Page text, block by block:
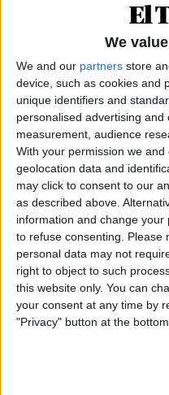
We
We and our partners store
device, such as cookies and
unique identifiers and
personalised advertising
measurement, audience
With your permission we
geolocation data and
may click to consent to our
as described above.
information and change
to refuse consenting. Please
personal data may not
right to object to such
this website only. You can
your consent at any time by
"Privacy" button at the
Qui és Ánchel Lois
totes les paraules del
Violeta Tena
Xavier Antich:
Llull davant un
Entrevista a fons al
Llull
PerMoisés Pérez
La resurrecció de
medievals
L'AVL rescata de l'oblit les
PerMoisés Pérez
La temptació de la
Els renaixentistes eren tan
còmodes en Espanya
PerBlanca Garcia-Oliver